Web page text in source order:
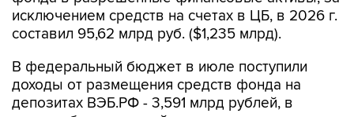
исключением средств на счетах в ЦБ, в 2026 г.
составил 95,62 млрд руб. ($1,235 млрд).
В федеральный бюджет в июле поступили
доходы от размещения средств фонда на
депозитах ВЭБ.РФ - 3,591 млрд рублей, в